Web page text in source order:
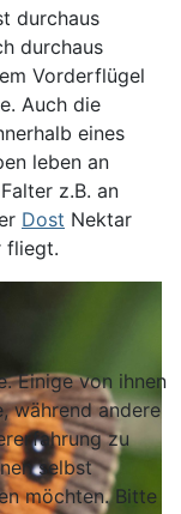
durchaus
durchaus
Vorderflügel
Auch die
eines
leben an
z.B. an
Dost Nektar
fliegt.
Einige von ihnen
während andere
zu
selbst
möchten. Bitte